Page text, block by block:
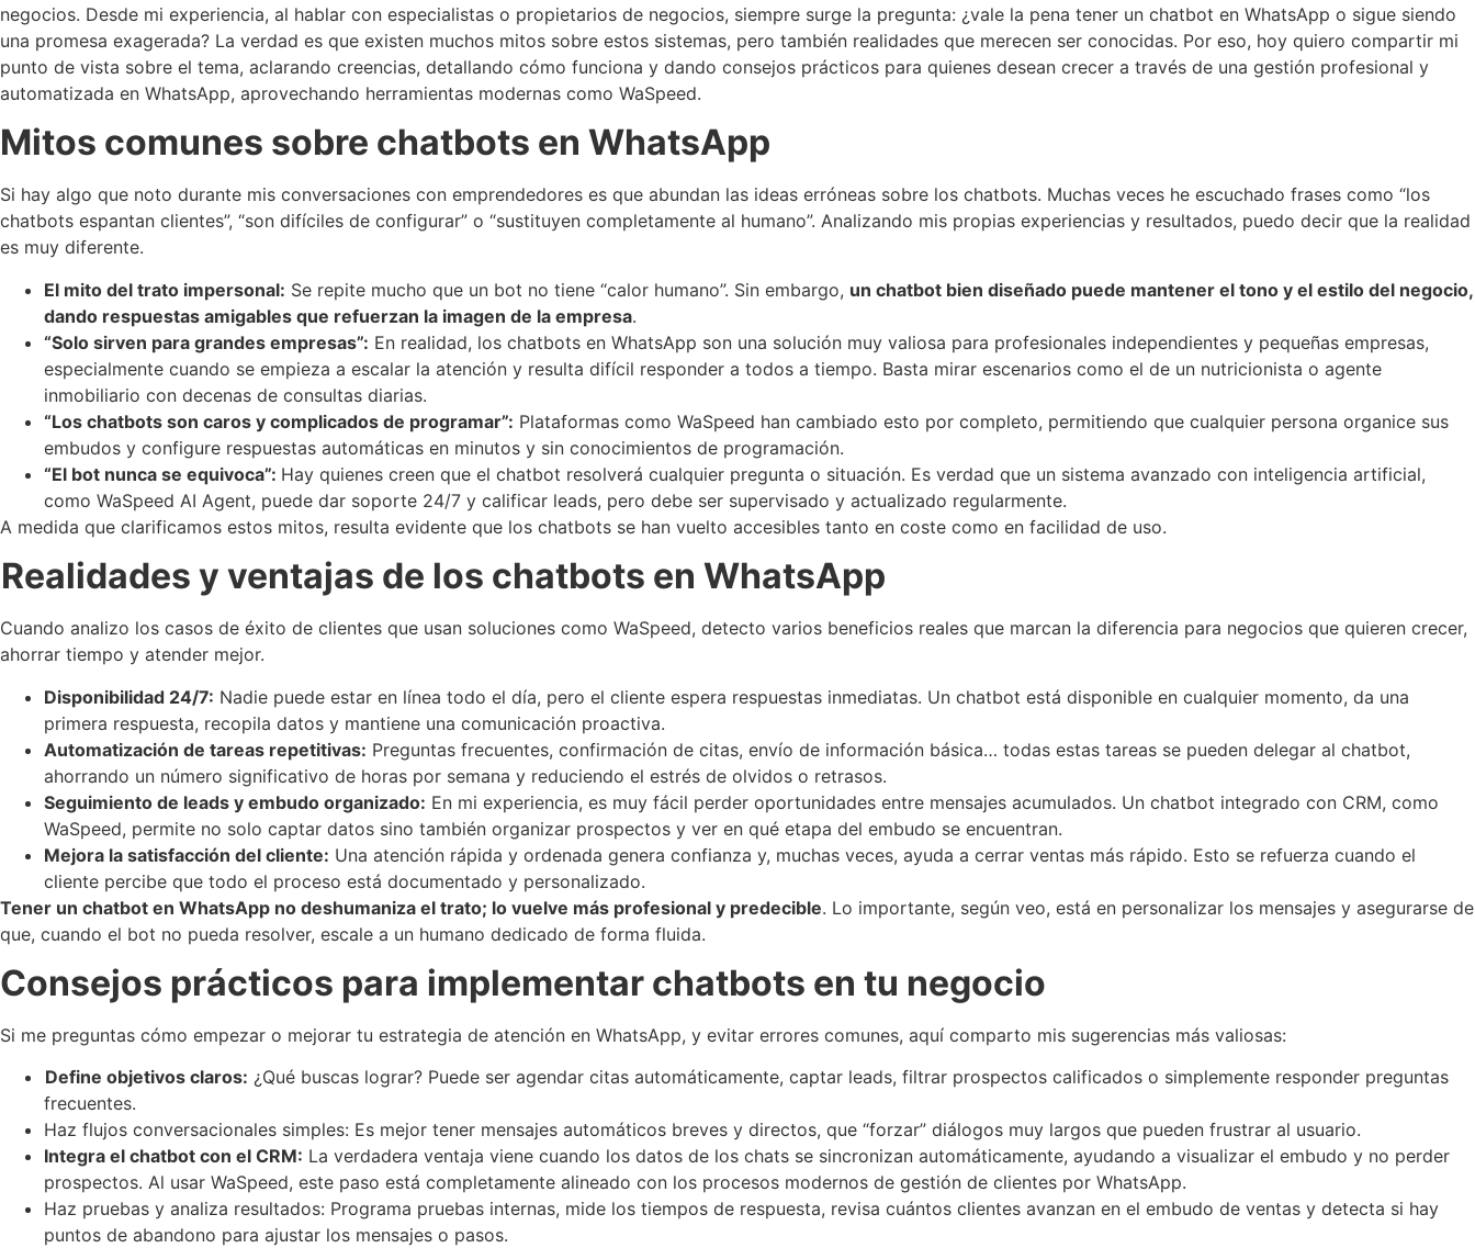
negocios. Desde mi experiencia, al hablar con especialistas o propietarios de negocios, siempre surge la pregunta: ¿vale la pena tener un chatbot en WhatsApp o sigue siendo
una promesa exagerada? La verdad es que existen muchos mitos sobre estos sistemas, pero también realidades que merecen ser conocidas. Por eso, hoy quiero compartir mi
punto de vista sobre el tema, aclarando creencias, detallando cómo funciona y dando consejos prácticos para quienes desean crecer a través de una gestión profesional y
automatizada en WhatsApp, aprovechando herramientas modernas como WaSpeed.
Mitos comunes sobre chatbots en WhatsApp
Si hay algo que noto durante mis conversaciones con emprendedores es que abundan las ideas erróneas sobre los chatbots. Muchas veces he escuchado frases como “los
chatbots espantan clientes”, “son difíciles de configurar” o “sustituyen completamente al humano”. Analizando mis propias experiencias y resultados, puedo decir que la realidad
es muy diferente.
El mito del trato impersonal: Se repite mucho que un bot no tiene “calor humano”. Sin embargo, un chatbot bien diseñado puede mantener el tono y el estilo del negocio,
dando respuestas amigables que refuerzan la imagen de la empresa.
“Solo sirven para grandes empresas”: En realidad, los chatbots en WhatsApp son una solución muy valiosa para profesionales independientes y pequeñas empresas,
especialmente cuando se empieza a escalar la atención y resulta difícil responder a todos a tiempo. Basta mirar escenarios como el de un nutricionista o agente
inmobiliario con decenas de consultas diarias.
“Los chatbots son caros y complicados de programar”: Plataformas como WaSpeed han cambiado esto por completo, permitiendo que cualquier persona organice sus
embudos y configure respuestas automáticas en minutos y sin conocimientos de programación.
“El bot nunca se equivoca”: Hay quienes creen que el chatbot resolverá cualquier pregunta o situación. Es verdad que un sistema avanzado con inteligencia artificial,
como WaSpeed AI Agent, puede dar soporte 24/7 y calificar leads, pero debe ser supervisado y actualizado regularmente.
A medida que clarificamos estos mitos, resulta evidente que los chatbots se han vuelto accesibles tanto en coste como en facilidad de uso.
Realidades y ventajas de los chatbots en WhatsApp
Cuando analizo los casos de éxito de clientes que usan soluciones como WaSpeed, detecto varios beneficios reales que marcan la diferencia para negocios que quieren crecer,
ahorrar tiempo y atender mejor.
Disponibilidad 24/7: Nadie puede estar en línea todo el día, pero el cliente espera respuestas inmediatas. Un chatbot está disponible en cualquier momento, da una
primera respuesta, recopila datos y mantiene una comunicación proactiva.
Automatización de tareas repetitivas: Preguntas frecuentes, confirmación de citas, envío de información básica… todas estas tareas se pueden delegar al chatbot,
ahorrando un número significativo de horas por semana y reduciendo el estrés de olvidos o retrasos.
Seguimiento de leads y embudo organizado: En mi experiencia, es muy fácil perder oportunidades entre mensajes acumulados. Un chatbot integrado con CRM, como
WaSpeed, permite no solo captar datos sino también organizar prospectos y ver en qué etapa del embudo se encuentran.
Mejora la satisfacción del cliente: Una atención rápida y ordenada genera confianza y, muchas veces, ayuda a cerrar ventas más rápido. Esto se refuerza cuando el
cliente percibe que todo el proceso está documentado y personalizado.
Tener un chatbot en WhatsApp no deshumaniza el trato; lo vuelve más profesional y predecible. Lo importante, según veo, está en personalizar los mensajes y asegurarse de
que, cuando el bot no pueda resolver, escale a un humano dedicado de forma fluida.
Consejos prácticos para implementar chatbots en tu negocio
Si me preguntas cómo empezar o mejorar tu estrategia de atención en WhatsApp, y evitar errores comunes, aquí comparto mis sugerencias más valiosas:
Define objetivos claros: ¿Qué buscas lograr? Puede ser agendar citas automáticamente, captar leads, filtrar prospectos calificados o simplemente responder preguntas
frecuentes.
Haz flujos conversacionales simples: Es mejor tener mensajes automáticos breves y directos, que “forzar” diálogos muy largos que pueden frustrar al usuario.
Integra el chatbot con el CRM: La verdadera ventaja viene cuando los datos de los chats se sincronizan automáticamente, ayudando a visualizar el embudo y no perder
prospectos. Al usar WaSpeed, este paso está completamente alineado con los procesos modernos de gestión de clientes por WhatsApp.
Haz pruebas y analiza resultados: Programa pruebas internas, mide los tiempos de respuesta, revisa cuántos clientes avanzan en el embudo de ventas y detecta si hay
puntos de abandono para ajustar los mensajes o pasos.